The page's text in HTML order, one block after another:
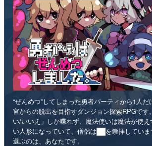
“ぜんめつ”してしまった勇者パーティから1人
宮からの脱出を目指すダンジョン探索RPGです
い/いいえ」しか喋れず、魔法使いは魔法が使
い人形になっていて、僧侶は██を崇拝してい
選ぶのは、あなたです。